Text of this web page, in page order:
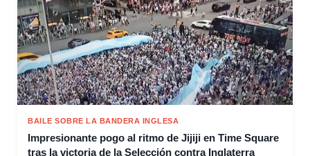
BAILE SOBRE LA BANDERA INGLESA
Impresionante pogo al ritmo de Jijiji en Time Square
tras la victoria de la Selección contra Inglaterra